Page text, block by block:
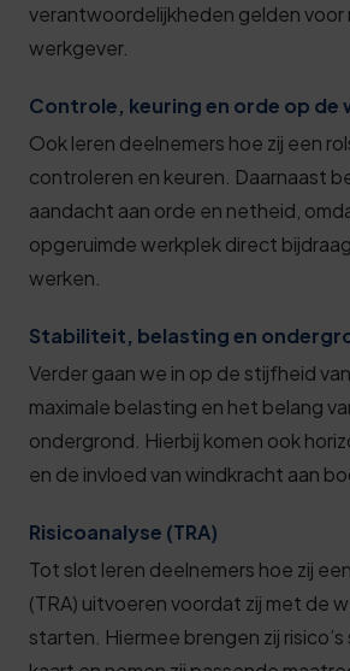
verantwoordelijkheden gelden voor
werkgever.
Controle, keuring en orde op de
Ook leren deelnemers hoe zij een
controleren en keuren. Daarnaast
aandacht aan orde en netheid,
opgeruimde werkplek direct
werken.
Stabiliteit, belasting en
Verder gaan we in op de stijfheid
maximale belasting en het belang
ondergrond. Hierbij komen ook
en de invloed van windkracht aan
Risicoanalyse (TRA)
Tot slot leren deelnemers hoe zij
(TRA) uitvoeren voordat zij met de
starten. Hiermee brengen zij